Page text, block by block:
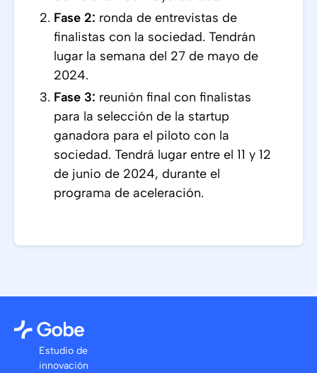
Fase 2: ronda de entrevistas de
finalistas con la sociedad. Tendrán
lugar la semana del 27 de mayo de
2024.
Fase 3: reunión final con finalistas
para la selección de la startup
ganadora para el piloto con la
sociedad. Tendrá lugar entre el 11 y 12
de junio de 2024, durante el
programa de aceleración.
Estudio de
innovación